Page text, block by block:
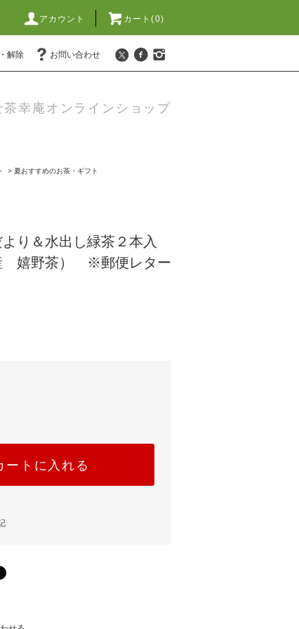
アカウント カート(0)
解除 お問い合わせ
幸庵オンラインショップ
> 夏おすすめのお茶・ギフト
り＆水出し緑茶２本入
嬉野茶） ※郵便レター
ートに入れる